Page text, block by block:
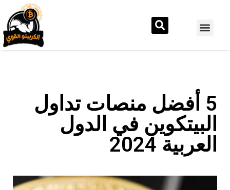
5 أفضل منصات تداول
البيتكوين في الدول
العربية 2024